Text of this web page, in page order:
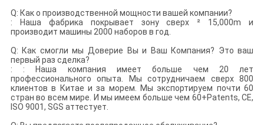
Q: Как о производственной мощности вашей компании?
: Наша фабрика покрывает зону сверх ² 15,000m и
производит машины 2000 наборов в год.
Q: Как смогли мы Доверие Вы и Ваш Компания? Это ваш
первый раз сделка?
: : Наша компания имеет больше чем 20 лет
профессионального опыта. Мы сотрудничаем сверх 800
клиентов в Китае и за морем. Мы экспортируем почти 60
стран во всем мире. И мы имеем больше чем 60+Patents, CE,
ISO 9001, SGS аттестует.